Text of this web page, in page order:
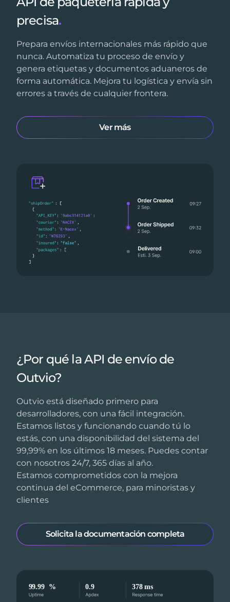
precisa.
Prepara envíos internacionales más rápido que
nunca. Automatiza tu proceso de envío y
genera etiquetas y documentos aduaneros de
forma automática. Mejora tu logística y envía sin
errores a través de cualquier frontera.
Ver más
¿Por qué la API de envío de
Outvio?
Outvio está diseñado primero para
desarrolladores, con una fácil integración.
Estamos listos y funcionando cuando tú lo
estás, con una disponibilidad del sistema del
99,99% en los últimos 18 meses. Puedes contar
con nosotros 24/7, 365 días al año.
Estamos comprometidos con la mejora
continua del eCommerce, para minoristas y
clientes
Solicita la documentación completa